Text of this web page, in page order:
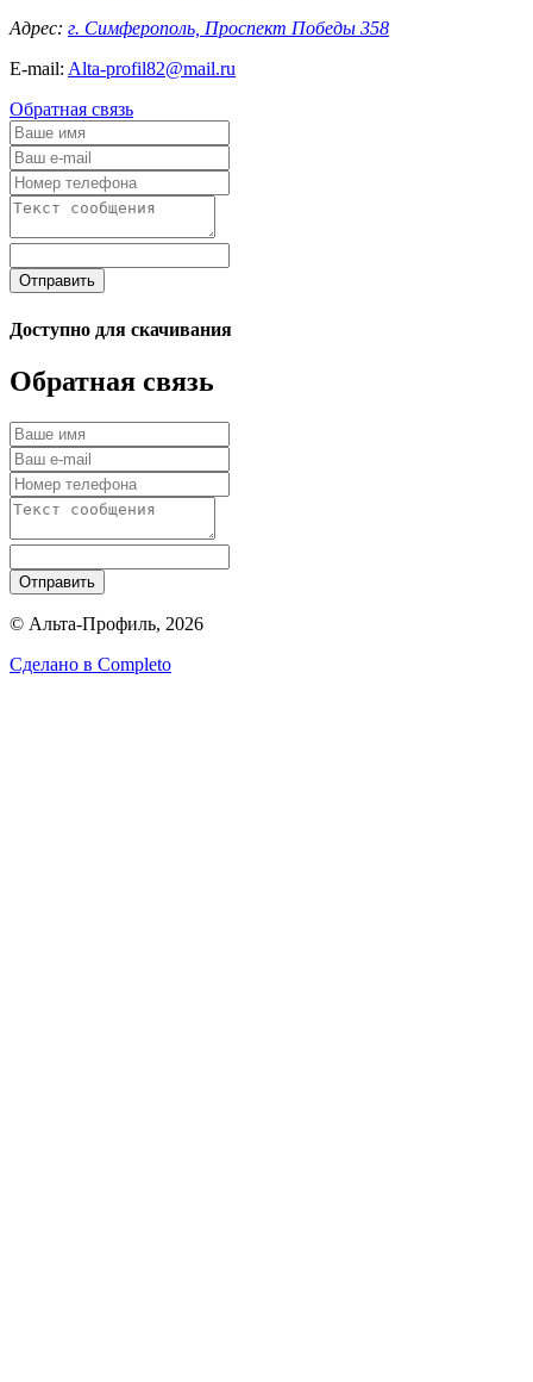
Адрес: г. Симферополь, Проспект Победы 358
E-mail: Alta-profil82@mail.ru
Обратная связь
Отправить
Доступно для скачивания
Обратная связь
Отправить
© Альта-Профиль, 2026
Сделано в Completo